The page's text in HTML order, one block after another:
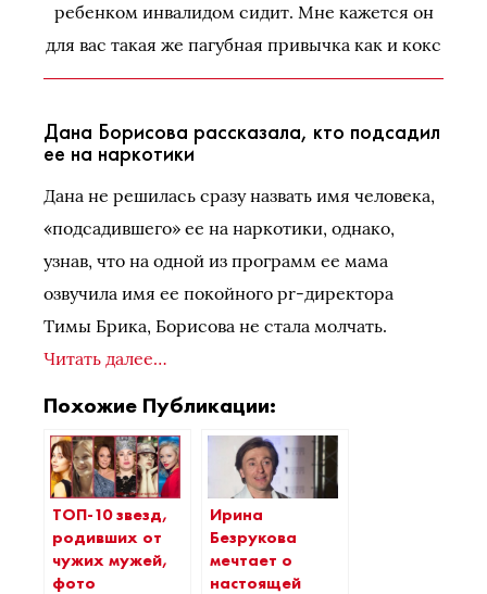
ребенком инвалидом сидит. Мне кажется он
для вас такая же пагубная привычка как и кокс
Дана Борисова рассказала, кто подсадил
ее на наркотики
Дана не решилась сразу назвать имя человека,
«подсадившего» ее на наркотики, однако,
узнав, что на одной из программ ее мама
озвучила имя ее покойного pr-директора
Тимы Брика, Борисова не стала молчать.
Читать далее…
Похожие Публикации:
ТОП-10 звезд,
родивших от
чужих мужей,
фото
Ирина
Безрукова
мечтает о
настоящей